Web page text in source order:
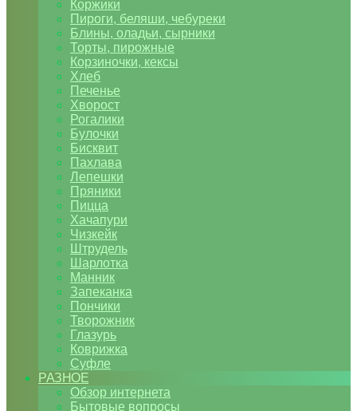
Коржики
Пироги, беляши, чебуреки
Блины, оладьи, сырники
Торты, пирожные
Корзиночки, кексы
Хлеб
Печенье
Хворост
Рогалики
Булочки
Бисквит
Пахлава
Лепешки
Пряники
Пицца
Хачапури
Чизкейк
Штрудель
Шарлотка
Манник
Запеканка
Пончики
Творожник
Глазурь
Коврижка
Суфле
РАЗНОЕ
Обзор интернета
Бытовые вопросы